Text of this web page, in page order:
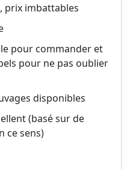
prix imbattables
pour commander et
pour ne pas oublier
disponibles
(basé sur de
ce sens)